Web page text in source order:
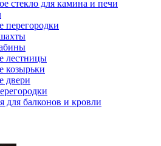
стекло для камина и печи
перегородки
лестницы
козырьки
двери
для балконов и кровли